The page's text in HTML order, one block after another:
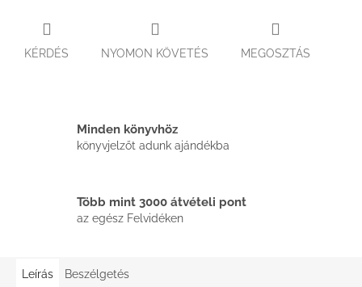
KÉRDÉS NYOMON KÖVETÉS MEGOSZTÁS
Minden könyvhöz
könyvjelzőt adunk ajándékba
Több mint 3000 átvételi pont
az egész Felvidéken
Leírás Beszélgetés